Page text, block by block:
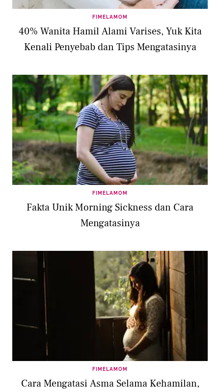
FIMELAMOM
40% Wanita Hamil Alami Varises, Yuk Kita
Kenali Penyebab dan Tips Mengatasinya
FIMELAMOM
Fakta Unik Morning Sickness dan Cara
Mengatasinya
FIMELAMOM
Cara Mengatasi Asma Selama Kehamilan,